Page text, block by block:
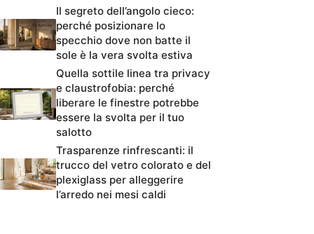
Il segreto dell’angolo cieco:
perché posizionare lo
specchio dove non batte il
sole è la vera svolta estiva
Quella sottile linea tra privacy
e claustrofobia: perché
liberare le finestre potrebbe
essere la svolta per il tuo
salotto
Trasparenze rinfrescanti: il
trucco del vetro colorato e del
plexiglass per alleggerire
l’arredo nei mesi caldi